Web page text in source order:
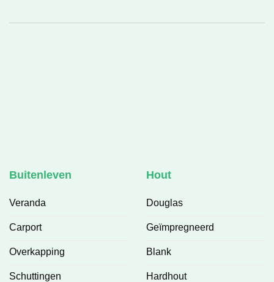
Buitenleven
Veranda
Carport
Overkapping
Schuttingen
Hout
Douglas
Geïmpregneerd
Blank
Hardhout